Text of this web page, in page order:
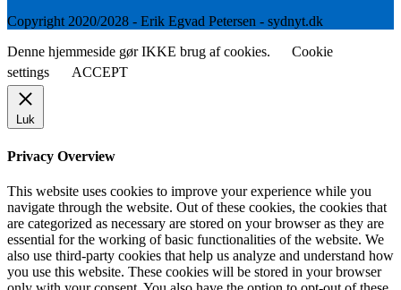
Copyright 2020/2028 - Erik Egvad Petersen - sydnyt.dk
Denne hjemmeside gør IKKE brug af cookies.
Cookie
settings
ACCEPT
Luk
Privacy Overview
This website uses cookies to improve your experience while you
navigate through the website. Out of these cookies, the cookies that
are categorized as necessary are stored on your browser as they are
essential for the working of basic functionalities of the website. We
also use third-party cookies that help us analyze and understand how
you use this website. These cookies will be stored in your browser